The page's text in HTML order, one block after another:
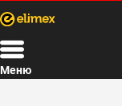
Меню